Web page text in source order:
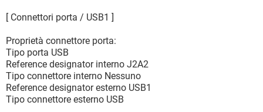
[ Connettori porta / USB1 ]
Proprietà connettore porta:
Tipo porta USB
Reference designator interno J2A2
Tipo connettore interno Nessuno
Reference designator esterno USB1
Tipo connettore esterno USB